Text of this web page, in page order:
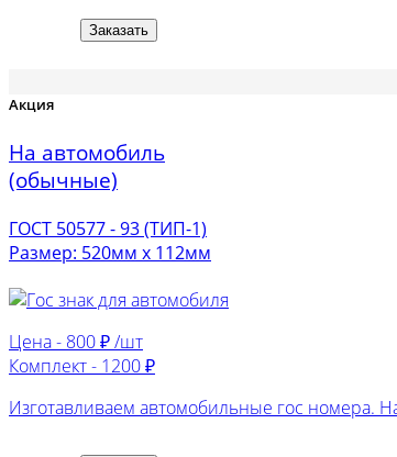
Заказать
Акция
На автомобиль
(обычные)
ГОСТ 50577 - 93 (ТИП-1)
Размер: 520мм х 112мм
Цена - 800 ₽ /шт
Комплект - 1200 ₽
Изготавливаем автомобильные гос номера.